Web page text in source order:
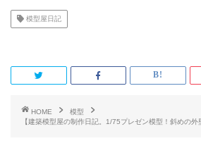
c
e
o
k
i
t
r
模型屋日記
HOME
模型
【建築模型屋の制作日記。1/75プレゼン模型！斜めの外